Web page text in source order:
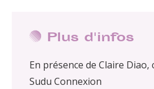
Plus d'infos
En présence de Claire
Sudu Connexion